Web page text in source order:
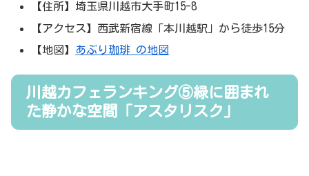
【住所】埼玉県川越市大手町15-8
【アクセス】西武新宿線「本川越駅」から徒歩15分
【地図】 あぶり珈琲 の地図
川越カフェランキング⑤緑に囲まれ
た静かな空間「アスタリスク」